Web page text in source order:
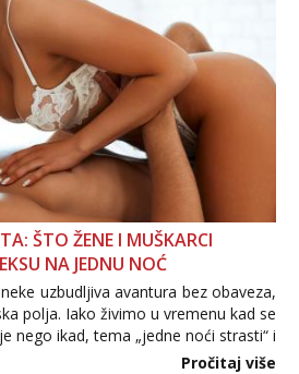
ŠTO ŽENE I MUŠKARCI
NA JEDNU NOĆ
uzbudljiva avantura bez obaveza,
polja. Iako živimo u vremenu kad se
nego ikad, tema „jedne noći strasti“ i
Što zapravo misle žene, a što
Pročitaj više